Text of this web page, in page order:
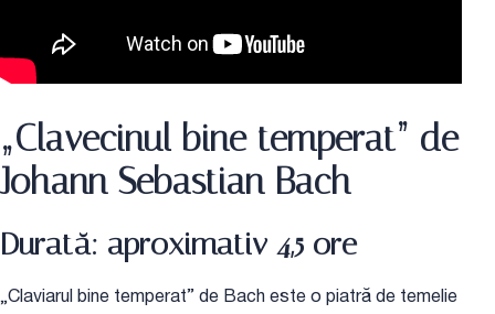
„Clavecinul bine temperat” de
Johann Sebastian Bach
Durată: aproximativ 4,5 ore
„Claviarul bine temperat” de Bach este o piatră de temelie